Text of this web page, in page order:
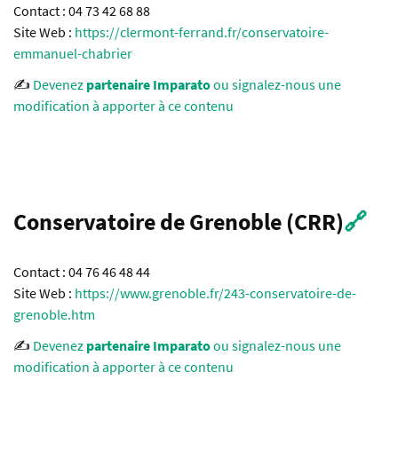
Contact : 04 73 42 68 88
Site Web : https://clermont-ferrand.fr/conservatoire-
emmanuel-chabrier
✍️ Devenez partenaire Imparatoou signalez-nous une
modification à apporter à ce contenu
Conservatoire de Grenoble (CRR)🔗
Contact : 04 76 46 48 44
Site Web : https://www.grenoble.fr/243-conservatoire-de-
grenoble.htm
✍️ Devenez partenaire Imparatoou signalez-nous une
modification à apporter à ce contenu